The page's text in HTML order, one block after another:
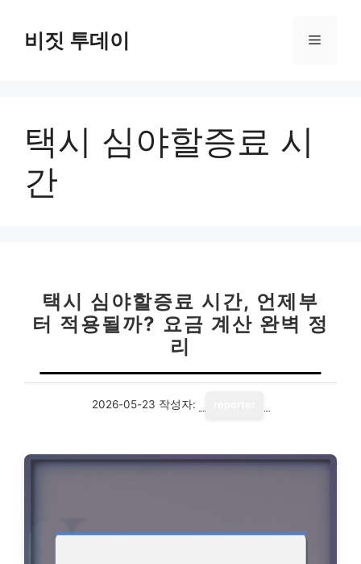
비짓 투데이 메
택시 심야할증료 시
간
택시 심야할증료 시간, 언제부
터 적용될까? 요금 계산 완벽 정
리
2026-05-23 작성자: